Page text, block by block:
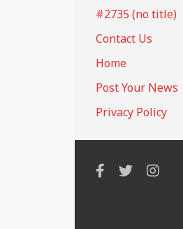
#2735 (no title)
Contact Us
Home
Post Your News
Privacy Policy